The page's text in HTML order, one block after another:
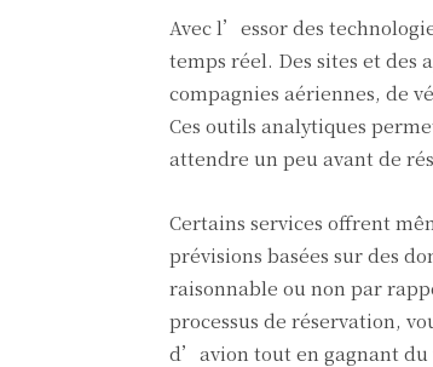
Avec l’essor des
temps réel. Des sites et
compagnies aériennes, de
Ces outils analytiques
attendre un peu avant de
Certains services offrent
prévisions basées sur des
raisonnable ou non par
processus de réservation,
d’avion tout en gagnant du